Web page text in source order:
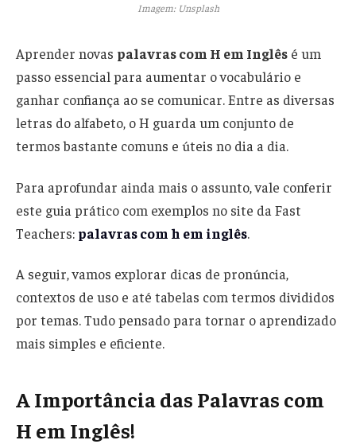
Imagem: Unsplash
Aprender novas palavras com H em Inglês é um
passo essencial para aumentar o vocabulário e
ganhar confiança ao se comunicar. Entre as diversas
letras do alfabeto, o H guarda um conjunto de
termos bastante comuns e úteis no dia a dia.
Para aprofundar ainda mais o assunto, vale conferir
este guia prático com exemplos no site da Fast
Teachers: palavras com h em inglês.
A seguir, vamos explorar dicas de pronúncia,
contextos de uso e até tabelas com termos divididos
por temas. Tudo pensado para tornar o aprendizado
mais simples e eficiente.
A Importância das Palavras com
H em Inglês!